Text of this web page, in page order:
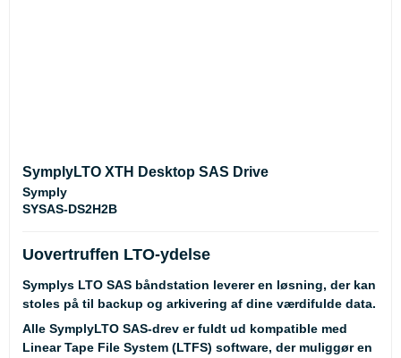
SymplyLTO XTH Desktop SAS Drive
Symply
SYSAS-DS2H2B
Uovertruffen LTO-ydelse
Symplys LTO SAS båndstation leverer en løsning, der kan
stoles på til backup og arkivering af dine værdifulde data.
Alle SymplyLTO SAS-drev er fuldt ud kompatible med
Linear Tape File System (LTFS) software, der muliggør en